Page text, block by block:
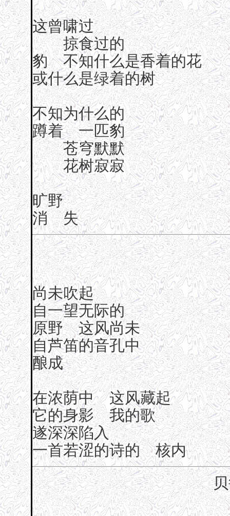
这曾啸过
掠食过的
豹 不知什么是香着的花
或什么是绿着的树
不知为什么的
蹲着 一匹豹
苍穹默默
花树寂寂
旷野
消 失
尚未吹起
自一望无际的
原野 这风尚未
自芦笛的音孔中
酿成
在浓荫中 这风藏起
它的身影 我的歌
遂深深陷入
一首若涩的诗的 核内